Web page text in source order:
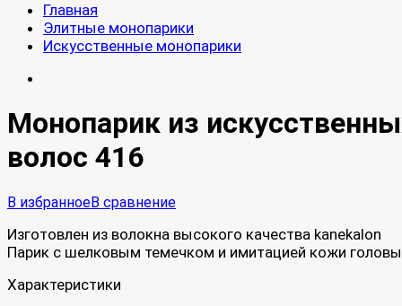
Главная
Элитные монопарики
Искусственные монопарики
Монопарик из
волос 416
В избранноеВ сравнение
Изготовлен из волокна высокого качества kanekalon
Парик с шелковым темечком и имитацией кожи
Характеристики